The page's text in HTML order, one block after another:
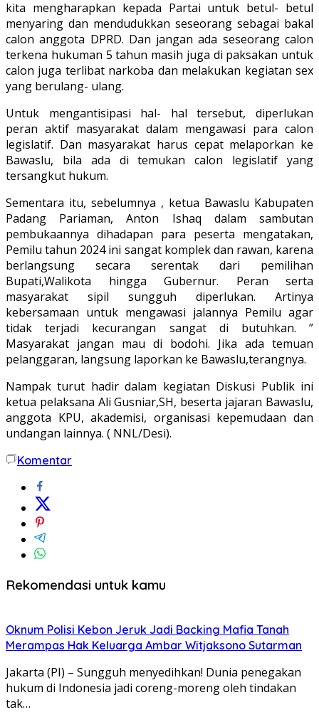
kita mengharapkan kepada Partai untuk betul- betul
menyaring dan mendudukkan seseorang sebagai bakal
calon anggota DPRD. Dan jangan ada seseorang calon
terkena hukuman 5 tahun masih juga di paksakan untuk
calon juga terlibat narkoba dan melakukan kegiatan sex
yang berulang- ulang.
Untuk mengantisipasi hal- hal tersebut, diperlukan
peran aktif masyarakat dalam mengawasi para calon
legislatif. Dan masyarakat harus cepat melaporkan ke
Bawaslu, bila ada di temukan calon legislatif yang
tersangkut hukum.
Sementara itu, sebelumnya , ketua Bawaslu Kabupaten
Padang Pariaman, Anton Ishaq dalam sambutan
pembukaannya dihadapan para peserta mengatakan,
Pemilu tahun 2024 ini sangat komplek dan rawan, karena
berlangsung secara serentak dari pemilihan
Bupati,Walikota hingga Gubernur. Peran serta
masyarakat sipil sungguh diperlukan. Artinya
kebersamaan untuk mengawasi jalannya Pemilu agar
tidak terjadi kecurangan sangat di butuhkan. ”
Masyarakat jangan mau di bodohi. Jika ada temuan
pelanggaran, langsung laporkan ke Bawaslu,terangnya.
Nampak turut hadir dalam kegiatan Diskusi Publik ini
ketua pelaksana Ali Gusniar,SH, beserta jajaran Bawaslu,
anggota KPU, akademisi, organisasi kepemudaan dan
undangan lainnya. ( NNL/Desi).
Komentar
Rekomendasi untuk kamu
Oknum Polisi Kebon Jeruk Jadi Backing Mafia Tanah
Merampas Hak Keluarga Ambar Witjaksono Sutarman
Jakarta (PI) – Sungguh menyedihkan! Dunia penegakan
hukum di Indonesia jadi coreng-moreng oleh tindakan
tak…